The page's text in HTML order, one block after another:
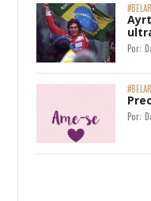
Por:
Por: